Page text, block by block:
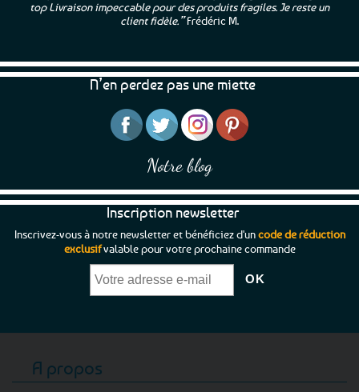
top Livraison impeccable pour des produits fragiles. Je reste un
client fidèle.”Frédéric M.
N’en perdez pas une miette
Notre blog
Inscription newsletter
Inscrivez-vous à notre newsletter et bénéficiez d'uncode de réduction
exclusifvalable pour votre prochaine commande
A propos